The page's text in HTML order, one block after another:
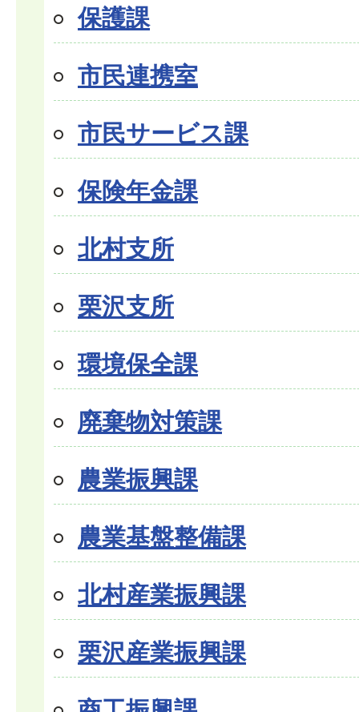
保護課
市民連携室
市民サービス課
保険年金課
北村支所
栗沢支所
環境保全課
廃棄物対策課
農業振興課
農業基盤整備課
北村産業振興課
栗沢産業振興課